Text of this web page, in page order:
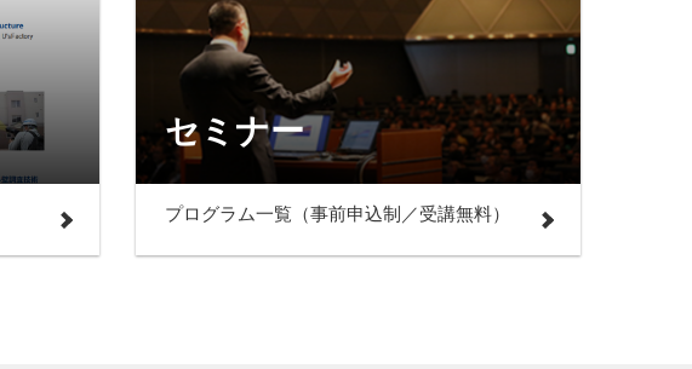
セミナー
プログラム一覧（事前申込制／受講無料）